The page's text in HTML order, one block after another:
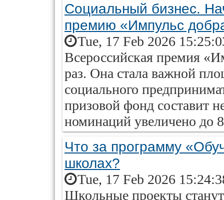
Социальный бизнес.
премию «Импульс
Tue, 17 Feb 2026
Всероссийская премия
раз. Она стала важной
социального
призовой фонд составит
номинаций увеличено до 8
Что за программу
школах?
Tue, 17 Feb 2026
Школьные проекты